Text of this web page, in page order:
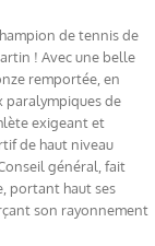
de tennis de
! Avec une belle
remportée, en
paralympiques de
exigeant et
de haut niveau
général, fait
portant haut ses
son rayonnement